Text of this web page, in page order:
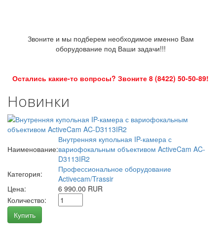
Звоните и мы подберем необходимое именно Вам
оборудование под Ваши задачи!!!
Остались какие-то вопросы? Звоните 8 (8422) 50-50-89!
Новинки
Наименование:
Внутренняя купольная IP-камера с
вариофокальным объективом ActiveCam AC-
D3113IR2
Категория:
Профессиональное оборудование
Activecam/Trassir
Цена:
6 990.00 RUR
Количество:
Купить